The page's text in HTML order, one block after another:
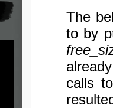
The
to by
calls